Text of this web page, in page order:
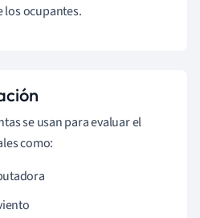
los ocupantes.
se usan para evaluar el
como: